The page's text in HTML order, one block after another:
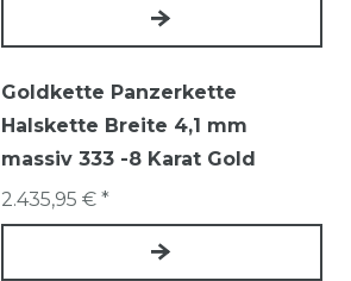
Goldkette Panzerkette
Halskette Breite 4,1 mm
massiv 333 -8 Karat Gold
2.435,95 € *